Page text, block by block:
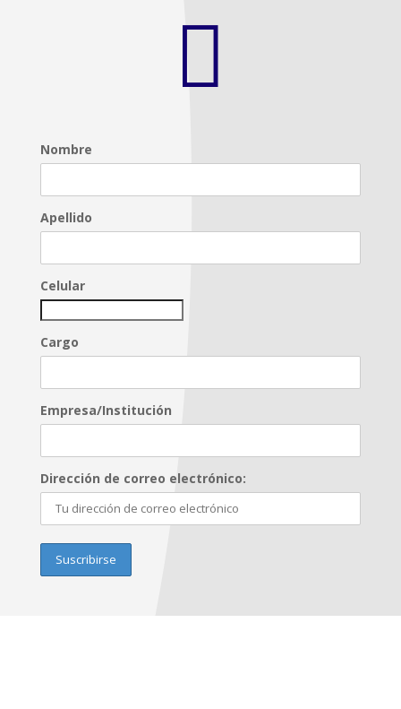

Nombre
Apellido
Celular
Cargo
Empresa/Institución
Dirección de correo electrónico: